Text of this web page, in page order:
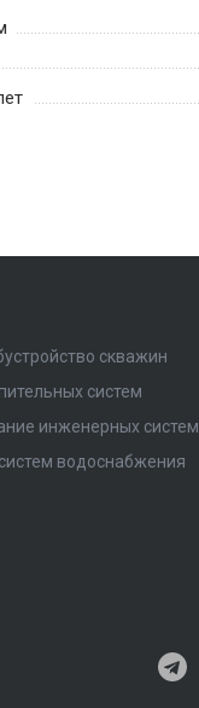
скважин
систем
инженерных систем
водоснабжения